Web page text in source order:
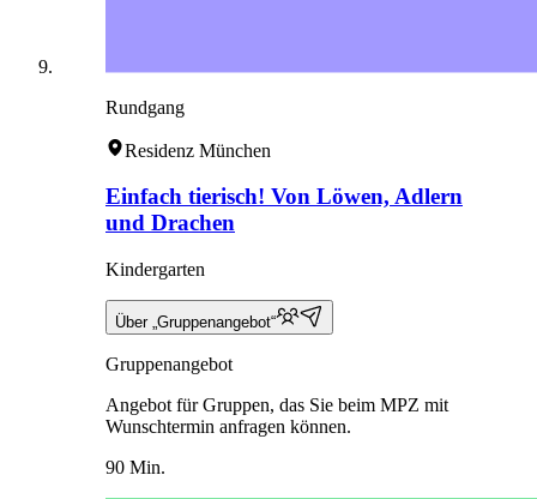
Rundgang
Residenz München
Einfach tierisch! Von Löwen, Adlern
und Drachen
Kindergarten
Über „Gruppenangebot“
Gruppenangebot
Angebot für Gruppen, das Sie beim MPZ mit
Wunschtermin anfragen können.
90 Min.